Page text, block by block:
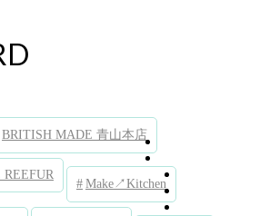
BRITISH MADE 青山本店
Make↗︎Kitchen